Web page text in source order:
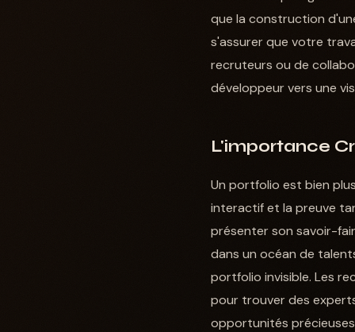
que la construction
s'assurer que votre
recruteurs ou de
développeur vers une
L'importance
Un portfolio est bien
interactif et la preuve
présenter son savoir-
dans un océan de
portfolio invisible. Les
pour trouver des
opportunités